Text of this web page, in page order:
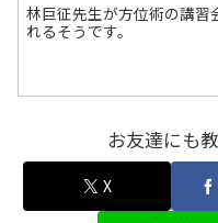
林巨征先生が方位術の講習
れるそうです。
お友達にも
X